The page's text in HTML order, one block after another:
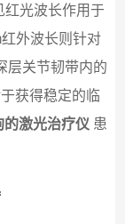
红光波长作用于
外波长则针对
层关节韧带内的
获得稳定的临
的激光治疗仪 患